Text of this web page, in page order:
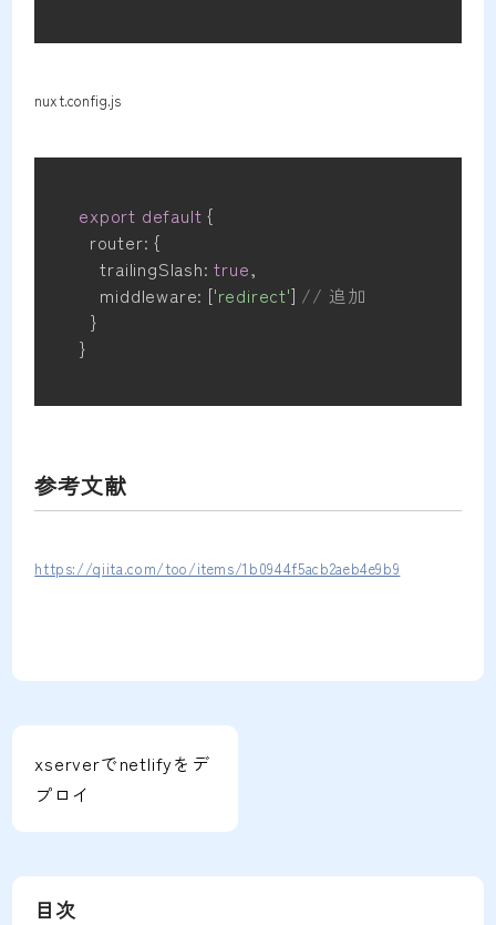
nuxt.config.js
export default {
  router
: {
    trailingSlash
: true,
    middleware
: ['redirect'] // 追加
}
}
参考文献
https://qiita.com/too/items/1b0944f5acb2aeb4e9b9
xserverでnetlifyをデ
プロイ
目次